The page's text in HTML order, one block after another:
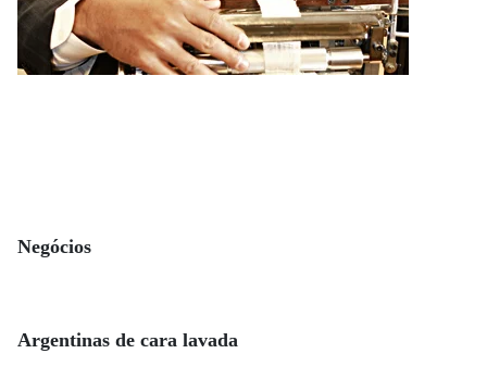
Negócios
Argentinas de cara lavada